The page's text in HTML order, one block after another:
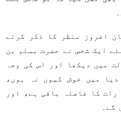
افروز منظر کا ذکر کرتے
ایک شخص نے حضرت مسلم بن
میں دیکھا اور اس کی وجہ
میں خوش کیوں نہ ہوں،
کا فاصلہ باقی ہے، اور
گے۔